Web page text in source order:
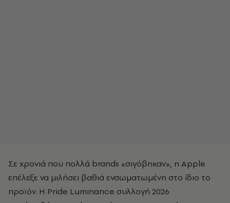
Σε χρονιά που πολλά brands «σιγόβηκαν», η Apple
επέλεξε να μιλήσει βαθιά ενσωματωμένη στο ίδιο το
προϊόν. Η Pride Luminance συλλογή 2026